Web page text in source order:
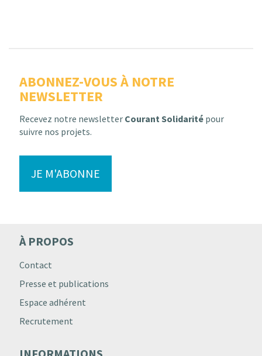
ABONNEZ-VOUS À NOTRE
NEWSLETTER
Recevez notre newsletter Courant Solidarité pour
suivre nos projets.
JE M'ABONNE
À PROPOS
Contact
Presse et publications
Espace adhérent
Recrutement